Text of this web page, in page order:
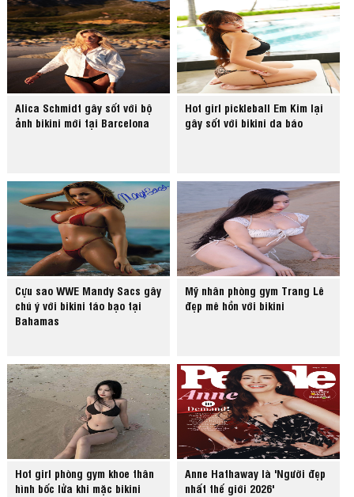
Alica Schmidt gây sốt với bộ
ảnh bikini mới tại Barcelona
Hot girl pickleball Em Kim lại
gây sốt với bikini da báo
Cựu sao WWE Mandy Sacs gây
chú ý với bikini táo bạo tại
Bahamas
Mỹ nhân phòng gym Trang Lê
đẹp mê hồn với bikini
Hot girl phòng gym khoe thân
hình bốc lửa khi mặc bikini
Anne Hathaway là 'Người đẹp
nhất thế giới 2026'